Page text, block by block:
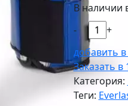
В наличии
-
+
добавить
Заказать в
Категория:
Теги: